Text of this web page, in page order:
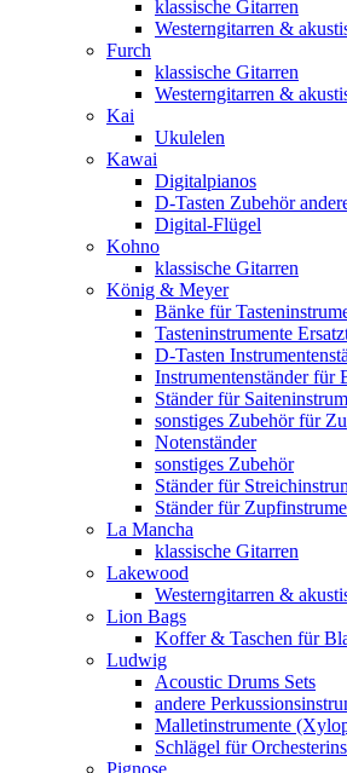
klassische Gitarren
Westerngitarren &
Furch
klassische Gitarren
Westerngitarren &
Kai
Ukulelen
Kawai
Digitalpianos
D-Tasten Zubehör
Digital-Flügel
Kohno
klassische Gitarren
König & Meyer
Bänke für
Tasteninstrumente
D-Tasten
Instrumentenständer für
Ständer für
sonstiges Zubehör für
Notenständer
sonstiges Zubehör
Ständer für
Ständer für
La Mancha
klassische Gitarren
Lakewood
Westerngitarren &
Lion Bags
Koffer & Taschen für
Ludwig
Acoustic Drums Sets
andere
Malletinstrumente
Schlägel für